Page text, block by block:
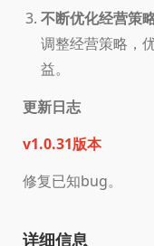
不断优化经营策
调整经营策略，
益。
更新日志
v1.0.31版本
修复已知bug。
详细信息